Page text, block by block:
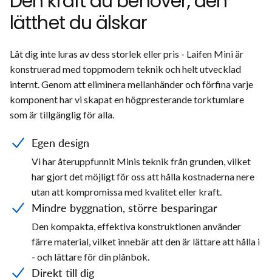
lätthet du älskar
Låt dig inte luras av dess storlek eller pris - Laifen Mini är
konstruerad med toppmodern teknik och helt utvecklad
internt. Genom att eliminera mellanhänder och förfina varje
komponent har vi skapat en högpresterande torktumlare
som är tillgänglig för alla.
Egen design
Vi har återuppfunnit Minis teknik från grunden, vilket
har gjort det möjligt för oss att hålla kostnaderna nere
utan att kompromissa med kvalitet eller kraft.
Mindre byggnation, större besparingar
Den kompakta, effektiva konstruktionen använder
färre material, vilket innebär att den är lättare att hålla i
- och lättare för din plånbok.
Direkt till dig